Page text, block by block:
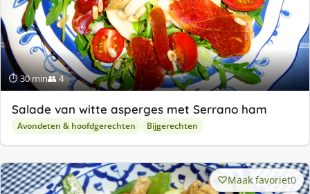
⏱ 30 min👥 4
Salade van witte asperges met Serrano ham
Avondeten & hoofdgerechten Bijgerechten
Maak favoriet0